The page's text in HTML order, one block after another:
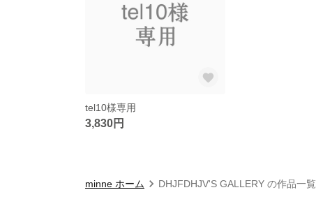
tel10様専用
3,830円
minne ホーム DHJFDHJV'S GALLERY の作品一覧